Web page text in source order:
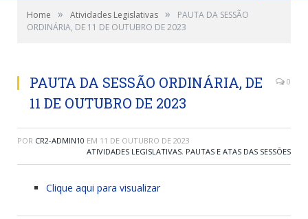
Home » Atividades Legislativas »
PAUTA DA SESSÃO
ORDINÁRIA, DE 11 DE OUTUBRO DE 2023
PAUTA DA SESSÃO ORDINÁRIA, DE
11 DE OUTUBRO DE 2023
0
POR CR2-ADMIN10 EM 11 DE OUTUBRO DE 2023
ATIVIDADES LEGISLATIVAS, PAUTAS E ATAS DAS SESSÕES
Clique aqui para visualizar